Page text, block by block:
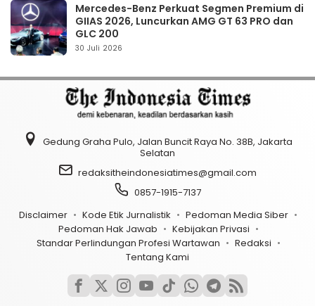
Mercedes-Benz Perkuat Segmen Premium di
GIIAS 2026, Luncurkan AMG GT 63 PRO dan
GLC 200
30 Juli 2026
Gedung Graha Pulo, Jalan Buncit Raya No. 38B, Jakarta
Selatan
redaksitheindonesiatimes@gmail.com
0857-1915-7137
Disclaimer
Kode Etik Jurnalistik
Pedoman Media Siber
Pedoman Hak Jawab
Kebijakan Privasi
Standar Perlindungan Profesi Wartawan
Redaksi
Tentang Kami